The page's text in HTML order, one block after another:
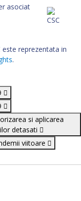
asociat
este reprezentata in
.
si aplicarea
detasati
viitoare